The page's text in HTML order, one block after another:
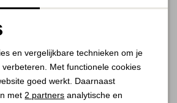
cookies
en vergelijkbare technieken om je
Met functionele cookies
goed werkt. Daarnaast
met 2 partners analytische en